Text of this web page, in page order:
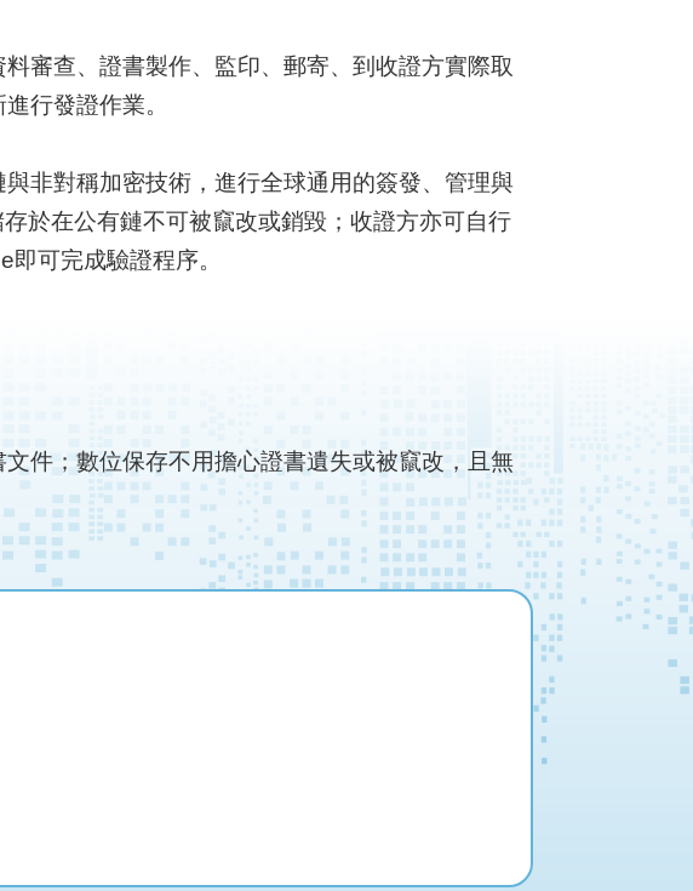
審查、證書製作、監印、郵寄、到收證方實際取
行發證作業。
非對稱加密技術，進行全球通用的簽發、管理與
於在公有鏈不可被竄改或銷毀；收證方亦可自行
可完成驗證程序。
件；數位保存不用擔心證書遺失或被竄改，且無